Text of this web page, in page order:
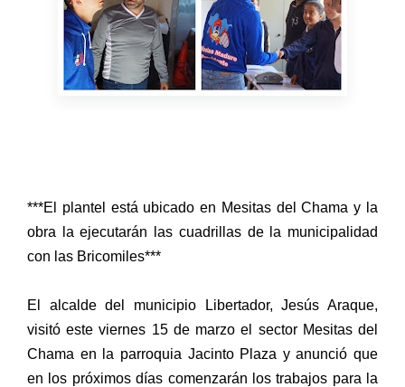
***El plantel está ubicado en Mesitas del Chama y la
obra la ejecutarán las cuadrillas de la municipalidad
con las Bricomiles***
El alcalde del municipio Libertador, Jesús Araque,
visitó este viernes 15 de marzo el sector Mesitas del
Chama en la parroquia Jacinto Plaza y anunció que
en los próximos días comenzarán los trabajos para la